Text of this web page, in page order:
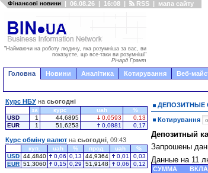
Фінансові новини | 06.08.26 | 16:08 | RSS | мапа сайту
"Наймаючи на роботу людину, яка розумніша за вас, ви
показуєте, що все-таки ви розумніші"
Річард Грант
Головна Новини Аналітика Котирування Веб-
ДЕПОЗИТНЫЕ
Котирування
Депозитный
Запрошены
Данные на 11
СУММА
Курс НБУ на сьогодні
за курс uah
%
USD
1 44,6895 0,0593
0,13
EUR
1 51,6253 0,0881 0,17
Курс обміну валют на сьогодні , 09:43
куп. uah % прод. uah
%
USD 44,4840 0,06 0,13 44,9364 0,01
0,03
EUR 51,3060 0,15 0,29 51,9148 0,06 0,12